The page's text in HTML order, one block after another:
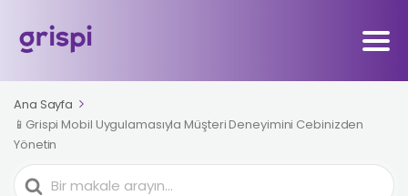
Ana Sayfa
📱Grispi Mobil Uygulamasıyla Müşteri Deneyimini Cebinizden
Yönetin
Ara